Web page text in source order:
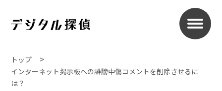
トップ
インターネット掲示板への誹謗中傷コメントを削除させるに
は？